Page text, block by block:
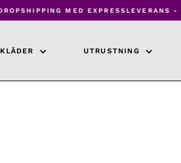
Pausa
MED EXPRESSLEVERANS -
KLÄDER UTRUSTNING